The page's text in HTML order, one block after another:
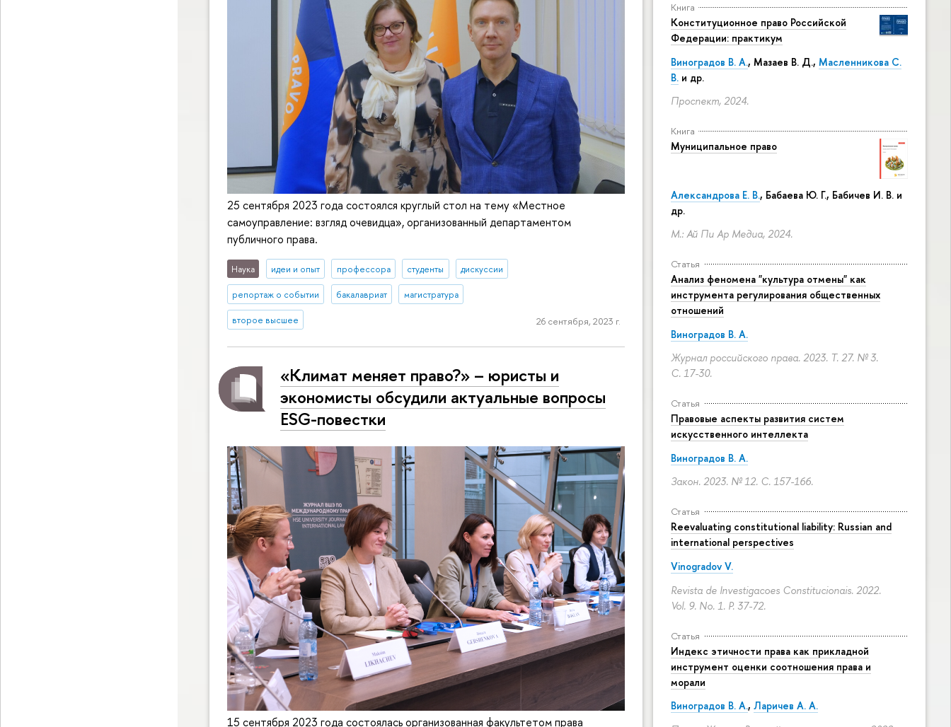
Книга
Конституционное право Российской
Федерации: практикум
Виноградов В. А., Мазаев В. Д., Масленникова С.
В. и др.
Проспект, 2024.
Книга
Муниципальное право
Александрова Е. В., Бабаева Ю. Г., Бабичев И. В. и
др.
М.: Ай Пи Ар Медиа, 2024.
Статья
Анализ феномена "культура отмены" как
инструмента регулирования общественных
отношений
Виноградов В. А.
Журнал российского права. 2023. Т. 27. № 3.
С. 17-30.
Статья
Правовые аспекты развития систем
искусственного интеллекта
Виноградов В. А.
Закон. 2023. № 12. С. 157-166.
Статья
Reevaluating constitutional liability: Russian and
international perspectives
Vinogradov V.
Revista de Investigacoes Constitucionais. 2022.
Vol. 9. No. 1. P. 37-72.
Статья
Индекс этичности права как прикладной
инструмент оценки соотношения права и
морали
Виноградов В. А., Ларичев А. А.
25 сентября 2023 года состоялся круглый стол на тему «Местное
самоуправление: взгляд очевидца», организованный департаментом
публичного права.
Наука идеи и опыт профессора студенты дискуссии
репортаж о событии бакалавриат магистратура
второе высшее 26 сентября, 2023 г.
«Климат меняет право?» – юристы и
экономисты обсудили актуальные вопросы
ESG-повестки
15 сентября 2023 года состоялась организованная факультетом права